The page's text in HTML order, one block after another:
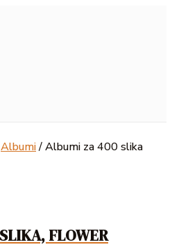
Albumi/ Albumi za 400 slika
FLOWER